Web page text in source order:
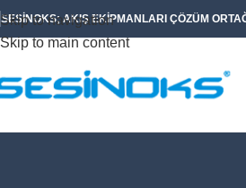
Skip to navigation
Skip to main content
SESİNOKS; AKIŞ EKİPMANLARI ÇÖZÜM